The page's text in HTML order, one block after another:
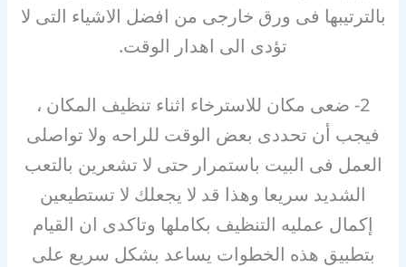
بالترتيبها فى ورق خارجى من افضل الاشياء التى لا
تؤدى الى اهدار الوقت.
2- ضعى مكان للاسترخاء اثناء تنظيف المكان ،
فيجب أن تحددى بعض الوقت للراحه ولا تواصلى
العمل فى البيت باستمرار حتى لا تشعرين بالتعب
الشديد سريعا وهذا قد لا يجعلك لا تستطيعين
إكمال عمليه التنظيف بكاملها وتاكدى ان القيام
بتطبيق هذه الخطوات يساعد بشكل سريع على